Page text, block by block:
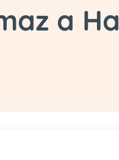
a